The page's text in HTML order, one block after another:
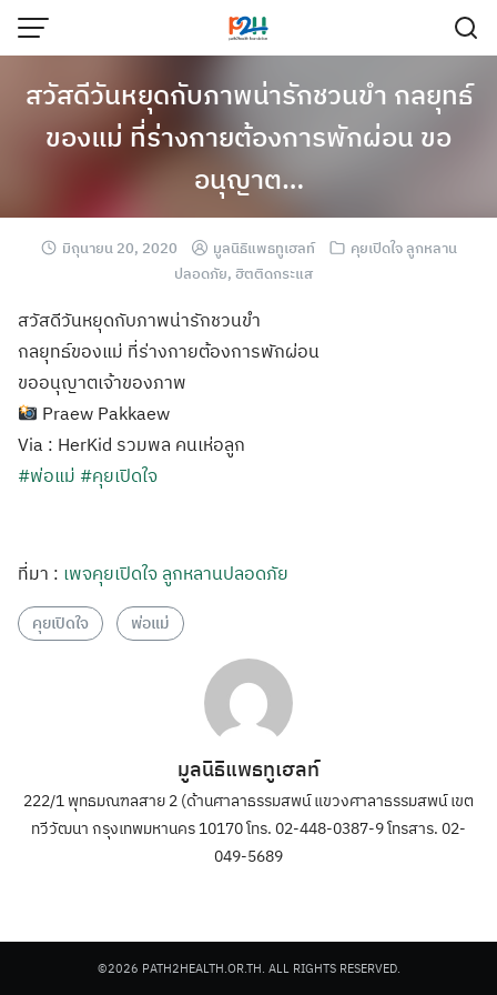
สวัสดีวันหยุดกับภาพน่ารักชวนขำ กลยุทธ์
ของแม่ ที่ร่างกายต้องการพักผ่อน ขอ
อนุญาต…
มิถุนายน 20, 2020 มูลนิธิแพธทูเฮลท์
คุยเปิดใจ ลูกหลาน
ปลอดภัย, ฮิตติดกระแส
สวัสดีวันหยุดกับภาพน่ารักชวนขำ
กลยุทธ์ของแม่ ที่ร่างกายต้องการพักผ่อน
ขออนุญาตเจ้าของภาพ
Praew Pakkaew
Via : HerKid รวมพล คนเห่อลูก
#พ่อแม่ #คุยเปิดใจ
ที่มา : เพจคุยเปิดใจ ลูกหลานปลอดภัย
คุยเปิดใจ พ่อแม่
มูลนิธิแพธทูเฮลท์
222/1 พุทธมณฑลสาย 2 (ด้านศาลาธรรมสพน์ แขวงศาลาธรรมสพน์ เขต
ทวีวัฒนา กรุงเทพมหานคร 10170 โทร. 02-448-0387-9 โทรสาร. 02-
049-5689
©2026 PATH2HEALTH.OR.TH. ALL RIGHTS RESERVED.